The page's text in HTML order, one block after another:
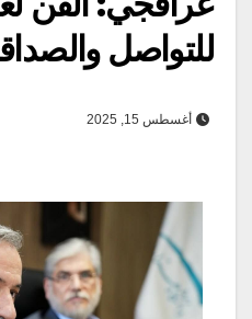
للتواصل
أغسطس 15, 2025